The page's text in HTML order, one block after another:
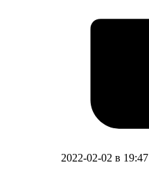
2022-02-02 в 19:47